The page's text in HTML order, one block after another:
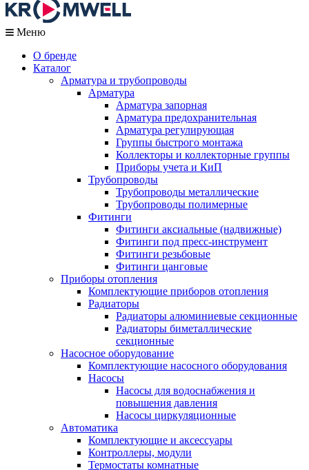
Меню
О бренде
Каталог
Арматура и трубопроводы
Арматура
Арматура запорная
Арматура предохранительная
Арматура регулирующая
Группы быстрого монтажа
Коллекторы и коллекторные группы
Приборы учета и КиП
Трубопроводы
Трубопроводы металлические
Трубопроводы полимерные
Фитинги
Фитинги аксиальные (надвижные)
Фитинги под пресс-инструмент
Фитинги резьбовые
Фитинги цанговые
Приборы отопления
Комплектующие приборов отопления
Радиаторы
Радиаторы алюминиевые секционные
Радиаторы биметаллические
секционные
Насосное оборудование
Комплектующие насосного оборудования
Насосы
Насосы для водоснабжения и
повышения давления
Насосы циркуляционные
Автоматика
Комплектующие и аксессуары
Контроллеры, модули
Термостаты комнатные